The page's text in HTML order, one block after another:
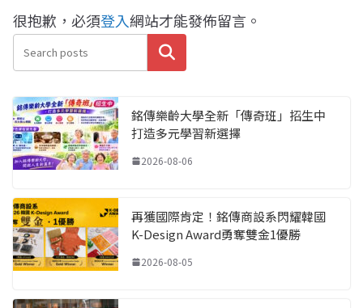
很抱歉，必須登入網站才能發佈留言。
搜尋
銘傳樂齡大學全新「傳奇班」招生中
打造多元學習新選擇
2026-08-06
再獲國際肯定！銘傳商設系閃耀韓國
K-Design Award勇奪雙金1優勝
2026-08-05